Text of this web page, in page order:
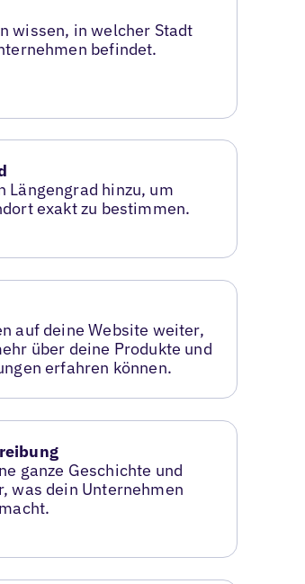
wissen, in welcher Stadt
befindet.
Längengrad hinzu, um
exakt zu bestimmen.
auf deine Website weiter,
über deine Produkte und
erfahren können.
ganze Geschichte und
was dein Unternehmen